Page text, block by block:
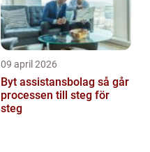
09 april 2026
Byt assistansbolag så går
processen till steg för
steg